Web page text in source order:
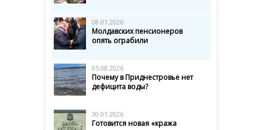
08.01.2026
Молдавских пенсионеров
опять ограбили
05.08.2026
Почему в Приднестровье нет
дефицита воды?
30.01.2026
Готовится новая «кража